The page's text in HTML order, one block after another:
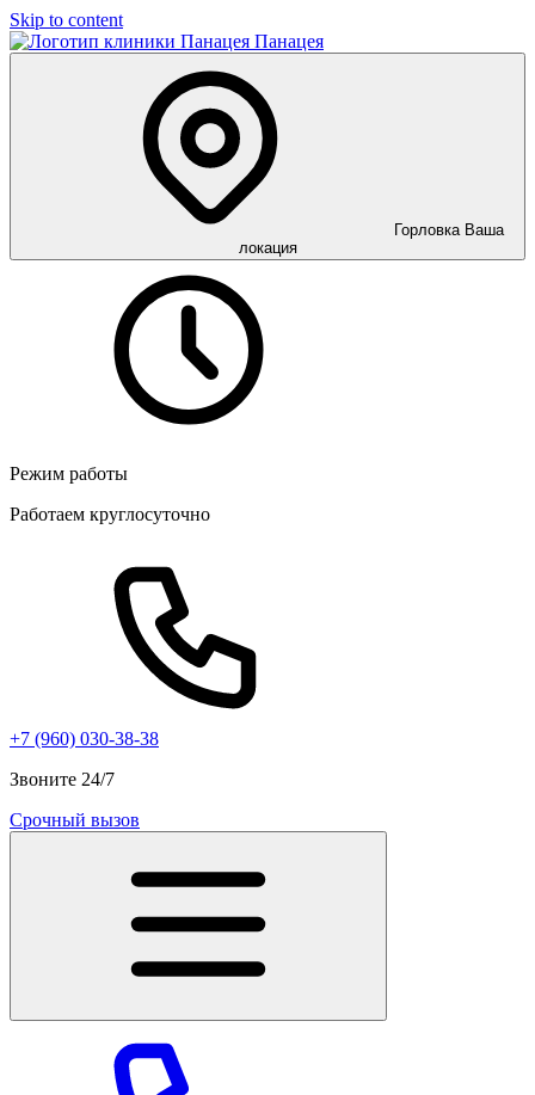
Skip to content
Панацея
Горловка Ваша
локация
Режим работы
Работаем круглосуточно
+7 (960) 030-38-38
Звоните 24/7
Срочный вызов